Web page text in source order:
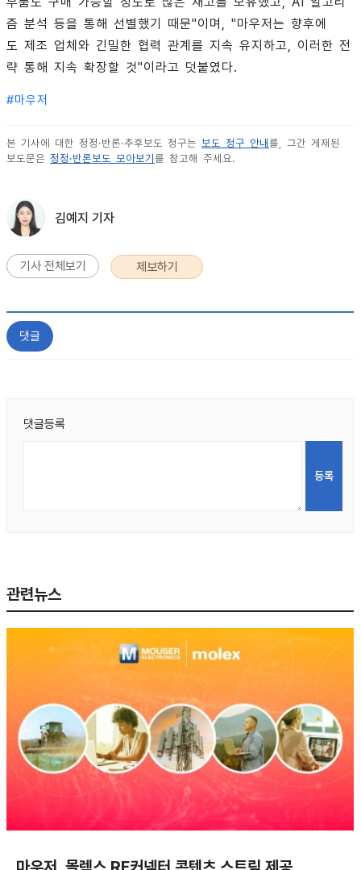
즘 분석 등을 통해 선별했기 때문"이며, "마우저는 향후에
도 제조 업체와 긴밀한 협력 관계를 지속 유지하고, 이러한 전
략 통해 지속 확장할 것"이라고 덧붙였다.
#마우저
본 기사에 대한 정정·반론·추후보도 청구는 보도 청구 안내 를, 그간 게재된
보도문은 정정·반론보도 모아보기 를 참고해 주세요.
김예지 기자
기사 전체보기 제보하기
댓글
댓글등록
관련뉴스